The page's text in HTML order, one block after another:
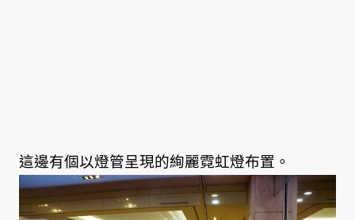
這邊有個以燈管呈現的絢麗霓虹燈布置。